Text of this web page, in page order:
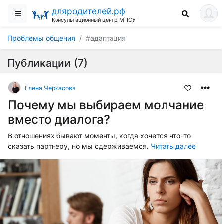
дляродителей.рф
Консультационный центр МПСУ
Проблемы общения #адаптация
Публикации (7)
Елена Черкасова
Почему мы выбираем молчание
вместо диалога?
В отношениях бывают моменты, когда хочется что-то
сказать партнеру, но мы сдерживаемся. Читать далее